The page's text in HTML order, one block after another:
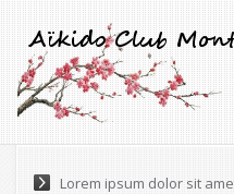
Lorem ipsum dolor sit